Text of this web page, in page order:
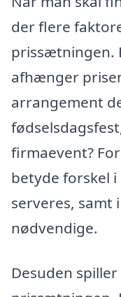
der flere
prissætningen.
afhænger
arrangement
firmaevent?
betyde forskel
serveres, samt
nødvendige.
Desuden